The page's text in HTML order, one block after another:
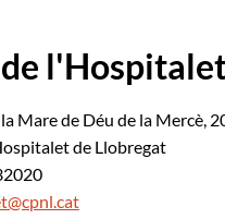
Mare de Déu de la Mercè,
de Llobregat